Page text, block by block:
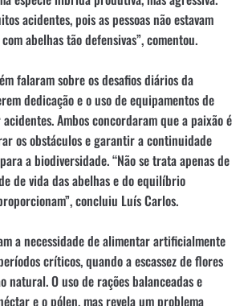
acidentes, pois as pessoas não estavam
abelhas tão defensivas”, comentou.
falaram sobre os desafios diários da
dedicação e o uso de equipamentos de
Ambos concordaram que a paixão é
os obstáculos e garantir a continuidade
a biodiversidade. “Não se trata apenas de
de vida das abelhas e do equilíbrio
concluiu Luís Carlos.
a necessidade de alimentar artificialmente
críticos, quando a escassez de flores
natural. O uso de rações balanceadas e
e o pólen, mas revela um problema